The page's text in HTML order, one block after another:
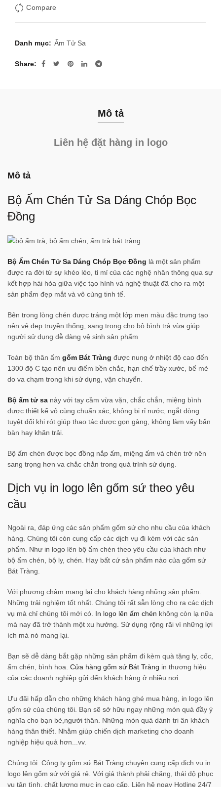
Compare
Danh mục: Ấm Tử Sa
Share
Mô tả
Liên hệ đặt hàng in logo
Mô tả
Bộ Ấm Chén Tử Sa Dáng Chóp Bọc
Đồng
Bộ Ấm Chén Tử Sa Dáng Chóp Bọc Đồng là một sản phẩm
được ra đời từ sự khéo léo, tỉ mỉ của các nghệ nhân thông qua sự
kết hợp hài hòa giữa việc tạo hình và nghệ thuật đã cho ra một
sản phẩm đẹp mắt và vô cùng tinh tế.
Bên trong lòng chén được tráng một lớp men màu đặc trưng tạo
nên vẻ đẹp truyền thống, sang trọng cho bộ bình trà vừa giúp
người sử dụng dễ dàng vệ sinh sản phẩm
Toàn bộ thân ấm gốm Bát Tràng được nung ở nhiệt độ cao đến
1300 độ C tạo nên ưu điểm bền chắc, hạn chế trầy xước, bể mẻ
do va chạm trong khi sử dụng, vận chuyển.
Bộ ấm tử sa này với tay cầm vừa vặn, chắc chắn, miệng bình
được thiết kế vô cùng chuẩn xác, không bị rỉ nước, ngắt dòng
tuyệt đối khi rót giúp thao tác được gọn gàng, không làm vấy bẩn
bàn hay khăn trải.
Bộ ấm chén được bọc đồng nắp ấm, miệng ấm và chén trở nên
sang trọng hơn va chắc chắn trong quá trình sử dụng.
Dịch vụ in logo lên gốm sứ theo yêu
cầu
Ngoài ra, đáp ứng các sản phẩm gốm sứ cho nhu cầu của khách
hàng. Chúng tôi còn cung cấp các dịch vụ đi kèm với các sản
phẩm. Như in logo lên bộ ấm chén theo yêu cầu của khách như
bộ ấm chén, bộ ly, chén. Hay bất cứ sản phẩm nào của gốm sứ
Bát Tràng.
Với phương châm mang lại cho khách hàng những sản phẩm.
Những trải nghiệm tốt nhất. Chúng tôi rất sẵn lòng cho ra các dịch
vụ mà chỉ chúng tôi mới có. In logo lên ấm chén không còn lạ nữa
mà nay đã trở thành một xu hướng. Sử dụng rộng rãi vì những lợi
ích mà nó mang lại.
Bạn sẽ dễ dàng bắt gặp những sản phẩm đi kèm quà tặng ly, cốc,
ấm chén, bình hoa. Cửa hàng gốm sứ Bát Tràng in thương hiệu
của các doanh nghiệp gửi đến khách hàng ở nhiều nơi.
Ưu đãi hấp dẫn cho những khách hàng ghé mua hàng, in logo lên
gốm sứ của chúng tôi. Bạn sẽ sở hữu ngay những món quà đầy ý
nghĩa cho bạn bè,người thân. Những món quà dành tri ân khách
hàng thân thiết. Nhằm giúp chiến dịch marketing cho doanh
nghiệp hiệu quả hơn...vv.
Chúng tôi. Công ty gốm sứ Bát Tràng chuyên cung cấp dịch vụ in
logo lên gốm sứ với giá rẻ. Với giá thành phải chăng, thái độ phục
vụ tận tình, chất lượng mực in cao cấp. Liên hệ ngay Hotline 24/7